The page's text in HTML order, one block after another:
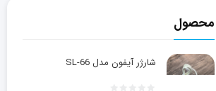
محصول
شارژر آیفون مدل SL-66